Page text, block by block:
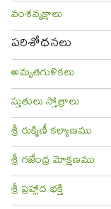
వంశవృక్షాలు
పరిశోధనలు
అమృతగుళికలు
స్తుతులు స్తోత్రాలు
శ్రీ రుక్మిణీ కల్యాణము
శ్రీ గజేంద్ర మోక్షణము
శ్రీ ప్రహ్లాద భక్తి